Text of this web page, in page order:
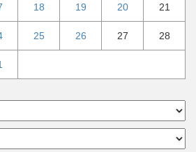
18 19 20 21
25 26 27 28